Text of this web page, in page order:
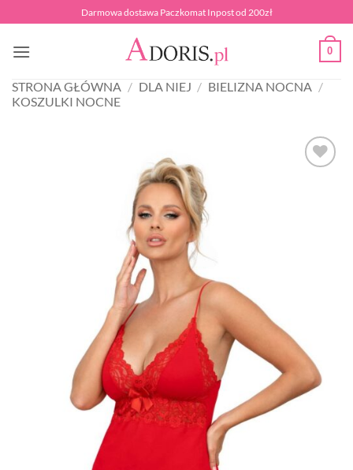
do
zawartości
Darmowa dostawa Paczkomat Inpost od 200zł
0
STRONA GŁÓWNA / DLA NIEJ / BIELIZNA NOCNA /
KOSZULKI NOCNE